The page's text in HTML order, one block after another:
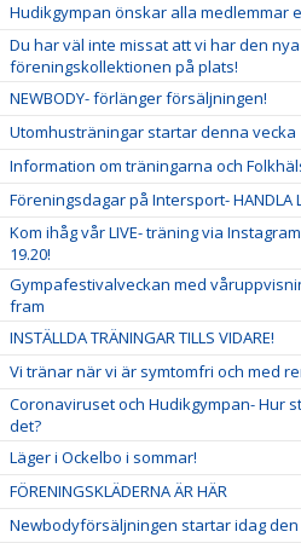
Hudikgympan önskar alla medlemmar
Du har väl inte missat att vi har den nya
föreningskollektionen på plats!
NEWBODY- förlänger försäljningen!
Utomhusträningar startar denna vecka
Information om träningarna och
Föreningsdagar på Intersport- HANDLA
Kom ihåg vår LIVE- träning via
19.20!
Gympafestivalveckan med
fram
INSTÄLLDA TRÄNINGAR TILLS VIDARE!
Vi tränar när vi är symtomfri och med
Coronaviruset och Hudikgympan- Hur
det?
Läger i Ockelbo i sommar!
FÖRENINGSKLÄDERNA ÄR HÄR
Newbodyförsäljningen startar idag den